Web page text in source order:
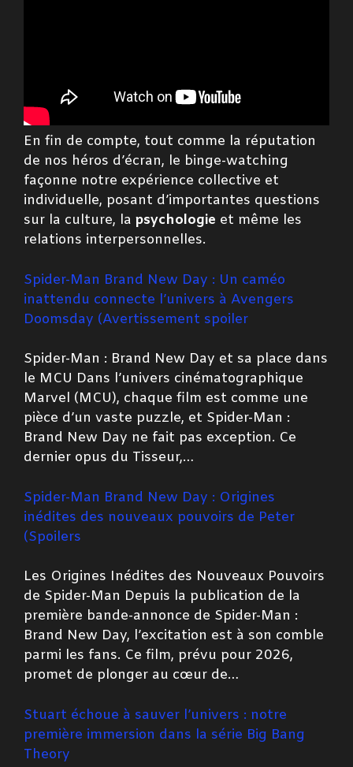
En fin de compte, tout comme la réputation
de nos héros d’écran, le binge-watching
façonne notre expérience collective et
individuelle, posant d’importantes questions
sur la culture, la psychologie et même les
relations interpersonnelles.
Spider-Man Brand New Day : Un caméo
inattendu connecte l’univers à Avengers
Doomsday (Avertissement spoiler
Spider-Man : Brand New Day et sa place dans
le MCU Dans l’univers cinématographique
Marvel (MCU), chaque film est comme une
pièce d’un vaste puzzle, et Spider-Man :
Brand New Day ne fait pas exception. Ce
dernier opus du Tisseur,…
Spider-Man Brand New Day : Origines
inédites des nouveaux pouvoirs de Peter
(Spoilers
Les Origines Inédites des Nouveaux Pouvoirs
de Spider-Man Depuis la publication de la
première bande-annonce de Spider-Man :
Brand New Day, l’excitation est à son comble
parmi les fans. Ce film, prévu pour 2026,
promet de plonger au cœur de…
Stuart échoue à sauver l’univers : notre
première immersion dans la série Big Bang
Theory